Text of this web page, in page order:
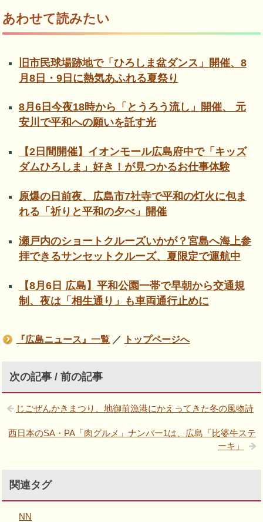
あわせて読みたい
旧市民球場跡地で「ひろしま盆ダンス」開催、8
月8日・9日に熱気あふれる夏祭り
8月6日今夜18時から「とうろう流し」開催、 元
安川で平和への願いを託す光
【2日間開催】イオンモール広島府中で「キッズ
ダムひろしま」好き！が見つかるお仕事体験
原爆の日前夜、広島市7社寺で平和の灯火に包ま
れる「祈りと平和の夕べ」開催
瀬戸内のショートクルーズいかが？宮島へ海上参
拝できるサンセットクルーズ、夏限定で運航中
【8月6日 広島】平和公園一帯で早朝から交通規
制、夜は「相生通り」も車両通行止めに
『広島ニュース』一覧 ／ トップページへ
次の記事 / 前の記事
じごぜんかきまつり、地御前漁港にかえってきた冬の風物詩
西日本のSA・PA「肉グルメ」ナンバー1は、広島「比婆牛ステ
ーキ」
関連タグ
NN